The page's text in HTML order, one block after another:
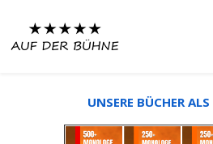
UNSERE BÜCHER